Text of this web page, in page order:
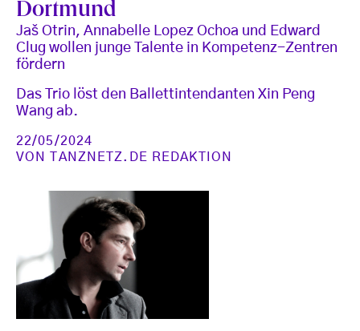
Dortmund
Jaš Otrin, Annabelle Lopez Ochoa und Edward
Clug wollen junge Talente in Kompetenz-Zentren
fördern
Das Trio löst den Ballettintendanten Xin Peng
Wang ab.
22/05/2024
VON
TANZNETZ.DE REDAKTION